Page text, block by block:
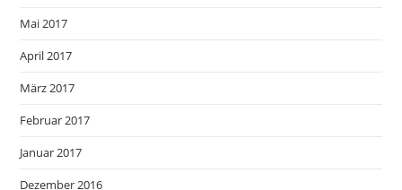
Mai 2017
April 2017
März 2017
Februar 2017
Januar 2017
Dezember 2016